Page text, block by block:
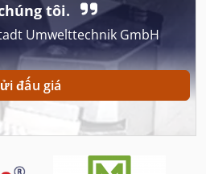
tôi.
Umwelttechnik GmbH
đấu giá